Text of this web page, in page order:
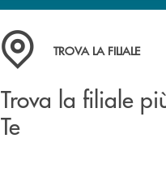
Trova la filiale più vicina a
TROVA LA FILIALE
Trova la filiale
Te